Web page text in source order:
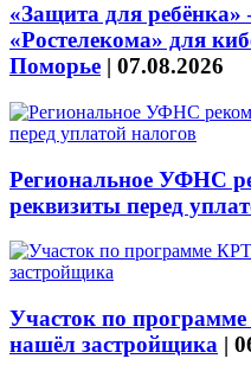
«Защита для
«Ростелекома» для
Поморье | 07.08.2026
Региональное УФНС
реквизиты перед
Участок по
нашёл застройщика |